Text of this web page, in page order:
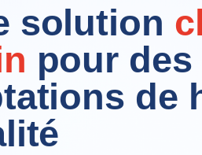
solution
pour des
de